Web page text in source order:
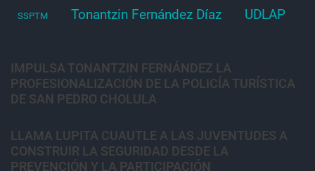
SSPTM Tonantzin Fernández Díaz UDLAP
IMPULSA TONANTZIN FERNÁNDEZ LA
PROFESIONALIZACIÓN DE LA POLICÍA TURÍSTICA
DE SAN PEDRO CHOLULA
LLAMA LUPITA CUAUTLE A LAS JUVENTUDES A
CONSTRUIR LA SEGURIDAD DESDE LA
PREVENCIÓN Y LA PARTICIPACIÓN